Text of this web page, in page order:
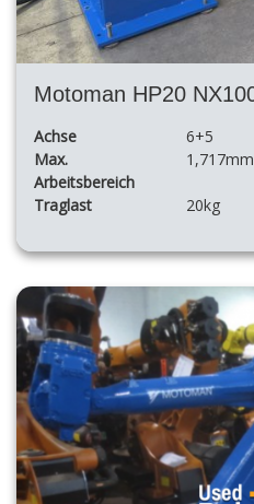
Achse
6+5
Max.
Arbeitsbereich
1,717mm
Traglast 20kg